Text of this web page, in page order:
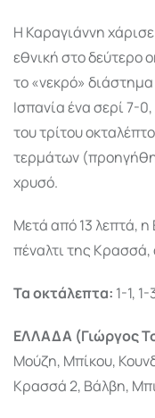
Η Καραγιάννη
εθνική στο δεύτερο
το «νεκρό»
Ισπανία ένα σερί 7-
του τρίτου
τερμάτων
χρυσό.
Μετά από 13 λεπτά,
πέναλτι της
Τα οκτάλεπτα: 1-1,
ΕΛΛΑΔΑ (Γιώργος
Μούζη, Μπίκου,
Κρασσά 2, Βάλβη,